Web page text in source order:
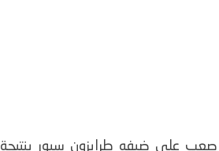
صعب على ضيفه طرابزون سبور بنتيجة